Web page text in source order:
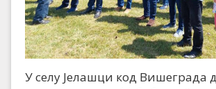
У селу Јелашци код Вишеграда